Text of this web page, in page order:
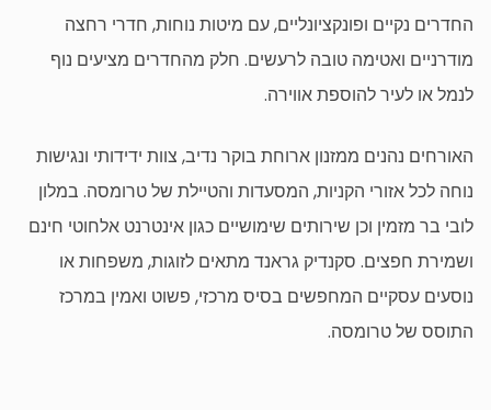
החדרים נקיים ופונקציונליים, עם מיטות נוחות, חדרי רחצה
מודרניים ואטימה טובה לרעשים. חלק מהחדרים מציעים נוף
לנמל או לעיר להוספת אווירה.
האורחים נהנים ממזנון ארוחת בוקר נדיב, צוות ידידותי ונגישות
נוחה לכל אזורי הקניות, המסעדות והטיילת של טרומסה. במלון
לובי בר מזמין וכן שירותים שימושיים כגון אינטרנט אלחוטי חינם
ושמירת חפצים. סקנדיק גראנד מתאים לזוגות, משפחות או
נוסעים עסקיים המחפשים בסיס מרכזי, פשוט ואמין במרכז
התוסס של טרומסה.